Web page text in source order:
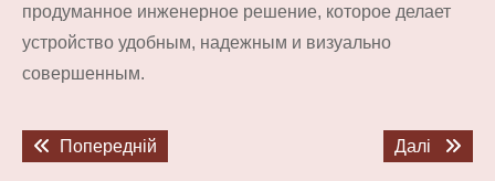
продуманное инженерное решение, которое делает
устройство удобным, надежным и визуально
совершенным.
записів
Попередній Далі